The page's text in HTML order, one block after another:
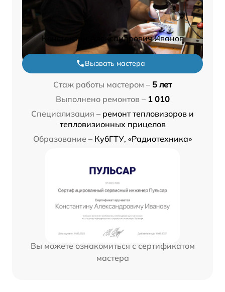
Константин Александрович Иванов
Вызвать мастера
Стаж работы мастером – 5 лет
Выполнено ремонтов – 1 010
Специализация – ремонт тепловизоров и
тепловизионных прицелов
Образование – КубГТУ, «Радиотехника»
Вы можете ознакомиться с сертификатом
мастера